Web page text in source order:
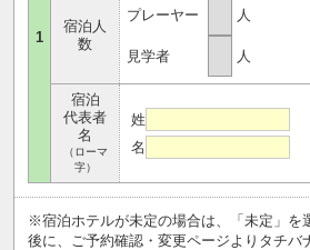
1
宿泊人
数
プレーヤー 人
見学者 人
宿泊
代表者
名
（ローマ
字）
姓
名
※宿泊ホテルが未定の場合は、「未定」を
後に、ご予約確認・変更ページよりタチバ